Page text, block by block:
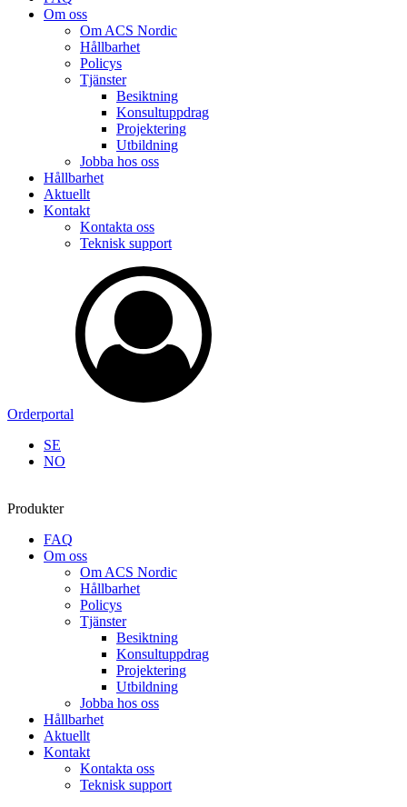
Om oss
Om ACS Nordic
Hållbarhet
Policys
Tjänster
Besiktning
Konsultuppdrag
Projektering
Utbildning
Jobba hos oss
Hållbarhet
Aktuellt
Kontakt
Kontakta oss
Teknisk support
Orderportal
SE
NO
Produkter
FAQ
Om oss
Om ACS Nordic
Hållbarhet
Policys
Tjänster
Besiktning
Konsultuppdrag
Projektering
Utbildning
Jobba hos oss
Hållbarhet
Aktuellt
Kontakt
Kontakta oss
Teknisk support